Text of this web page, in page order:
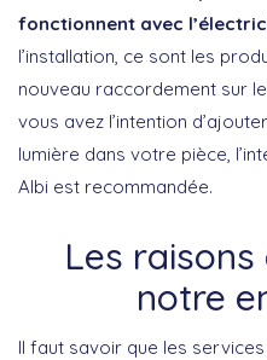
fonctionnent avec
l’installation, ce sont les
nouveau raccordement sur
vous avez l’intention
lumière dans votre pièce,
Albi est recommandée.
Les
notre
Il faut savoir que les